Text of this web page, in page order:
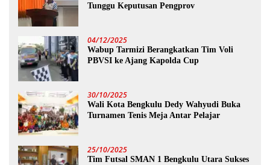
Tunggu Keputusan Pengprov
04/12/2025
Wabup Tarmizi Berangkatkan Tim Voli
PBVSI ke Ajang Kapolda Cup
30/10/2025
Wali Kota Bengkulu Dedy Wahyudi Buka
Turnamen Tenis Meja Antar Pelajar
25/10/2025
Tim Futsal SMAN 1 Bengkulu Utara Sukses